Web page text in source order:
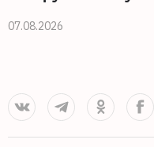
07.08.2026